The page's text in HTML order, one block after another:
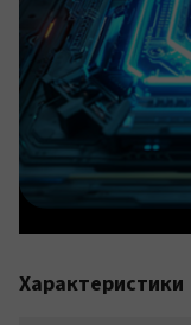
Характеристики